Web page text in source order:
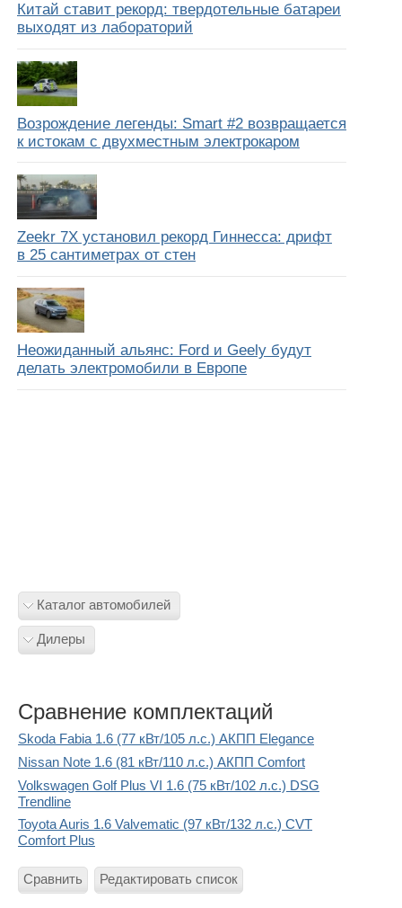
Китай ставит рекорд: твердотельные батареи
выходят из лабораторий
Возрождение легенды: Smart #2 возвращается
к истокам с двухместным электрокаром
Zeekr 7X установил рекорд Гиннесса: дрифт
в 25 сантиметрах от стен
Неожиданный альянс: Ford и Geely будут
делать электромобили в Европе
Каталог автомобилей
Дилеры
Сравнение комплектаций
Skoda Fabia 1.6 (77 кВт/105 л.с.) АКПП Elegance
Nissan Note 1.6 (81 кВт/110 л.с.) АКПП Comfort
Volkswagen Golf Plus VI 1.6 (75 кВт/102 л.с.) DSG
Trendline
Toyota Auris 1.6 Valvematic (97 кВт/132 л.с.) CVT
Comfort Plus
Сравнить Редактировать список